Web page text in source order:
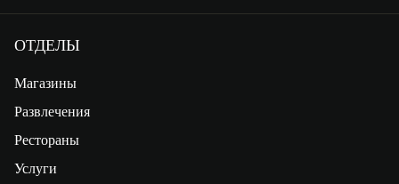
ОТДЕЛЫ
Магазины
Развлечения
Рестораны
Услуги